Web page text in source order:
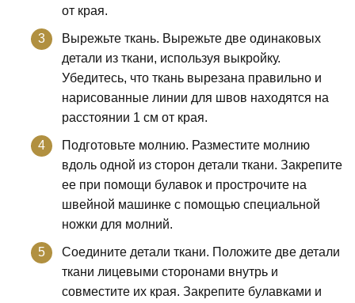
от края.
Вырежьте ткань. Вырежьте две одинаковых
детали из ткани, используя выкройку.
Убедитесь, что ткань вырезана правильно и
нарисованные линии для швов находятся на
расстоянии 1 см от края.
Подготовьте молнию. Разместите молнию
вдоль одной из сторон детали ткани. Закрепите
ее при помощи булавок и прострочите на
швейной машинке с помощью специальной
ножки для молний.
Соедините детали ткани. Положите две детали
ткани лицевыми сторонами внутрь и
совместите их края. Закрепите булавками и